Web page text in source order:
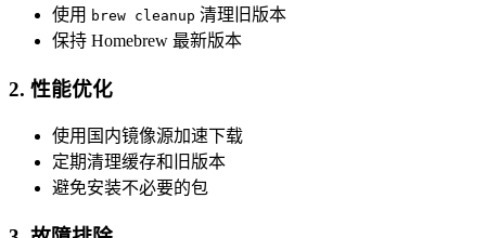
使用 brew cleanup 清理旧版本
保持 Homebrew 最新版本
2. 性能优化
使用国内镜像源加速下载
定期清理缓存和旧版本
避免安装不必要的包